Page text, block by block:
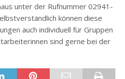
unter der Rufnummer 02941-
können diese
auch individuell für Gruppen
sind gerne bei der